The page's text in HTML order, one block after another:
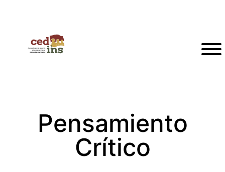
Pensamiento
Crítico